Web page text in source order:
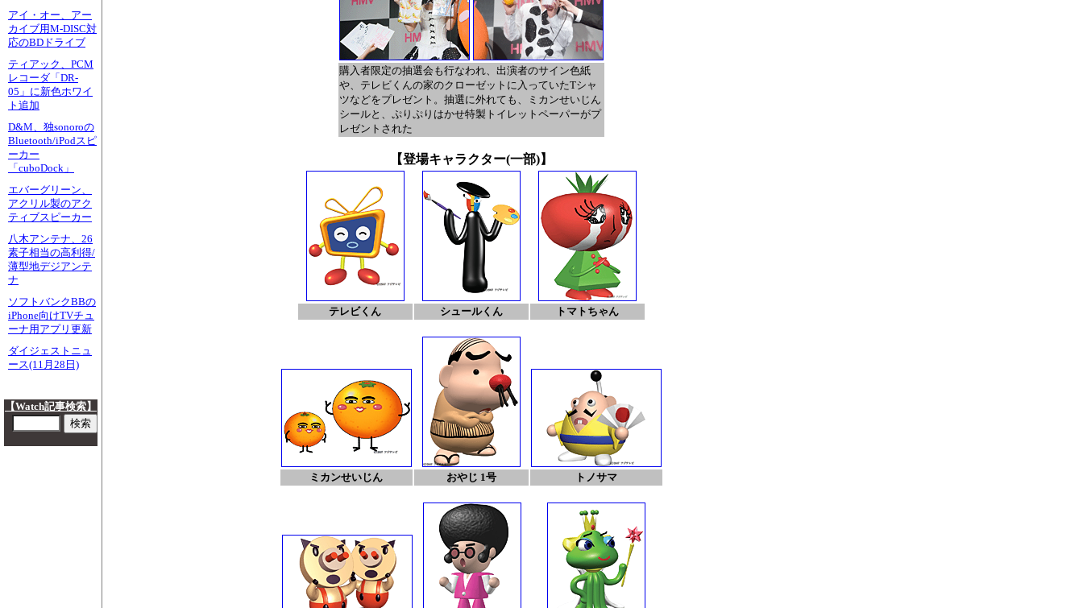
アイ・オー、アー
カイブ用M-DISC対
応のBDドライブ
ティアック、PCM
レコーダ「DR-
05」に新色ホワイ
ト追加
D&M、独sonoroの
Bluetooth/iPodスピ
ーカー
「cuboDock」
エバーグリーン、
アクリル製のアク
ティブスピーカー
八木アンテナ、26
素子相当の高利得/
薄型地デジアンテ
ナ
ソフトバンクBBの
iPhone向けTVチュ
ーナ用アプリ更新
ダイジェストニュ
ース(11月28日)
【Watch記事検索】
購入者限定の抽選会も行なわれ、出演者のサイン色紙
や、テレビくんの家のクローゼットに入っていたTシャ
ツなどをプレゼント。抽選に外れても、ミカンせいじん
シールと、ぷりぷりはかせ特製トイレットペーパーがプ
レゼントされた
【登場キャラクター(一部)】
テレビくん シュールくん トマトちゃん
ミカンせいじん おやじ 1号 トノサマ